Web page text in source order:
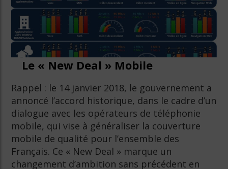
Le « New Deal » Mobile
Rappel : le 14 janvier 2018, le gouvernement a
annoncé l’accord historique, dans le cadre d’un
dialogue avec les opérateurs de téléphonie
mobile, qui vise à généraliser la couverture
mobile de qualité pour l’ensemble des
Français. Ce « New Deal » marque un
changement d’ambition sans précédent en